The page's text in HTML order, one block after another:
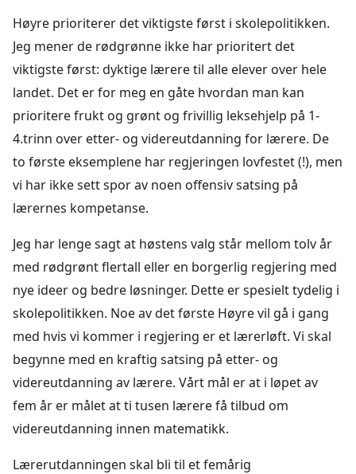
Høyre prioriterer det viktigste først i skolepolitikken.
Jeg mener de rødgrønne ikke har prioritert det
viktigste først: dyktige lærere til alle elever over hele
landet. Det er for meg en gåte hvordan man kan
prioritere frukt og grønt og frivillig leksehjelp på 1-
4.trinn over etter- og videreutdanning for lærere. De
to første eksemplene har regjeringen lovfestet (!), men
vi har ikke sett spor av noen offensiv satsing på
lærernes kompetanse.
Jeg har lenge sagt at høstens valg står mellom tolv år
med rødgrønt flertall eller en borgerlig regjering med
nye ideer og bedre løsninger. Dette er spesielt tydelig i
skolepolitikken. Noe av det første Høyre vil gå i gang
med hvis vi kommer i regjering er et lærerløft. Vi skal
begynne med en kraftig satsing på etter- og
videreutdanning av lærere. Vårt mål er at i løpet av
fem år er målet at ti tusen lærere få tilbud om
videreutdanning innen matematikk.
Lærerutdanningen skal bli til et femårig